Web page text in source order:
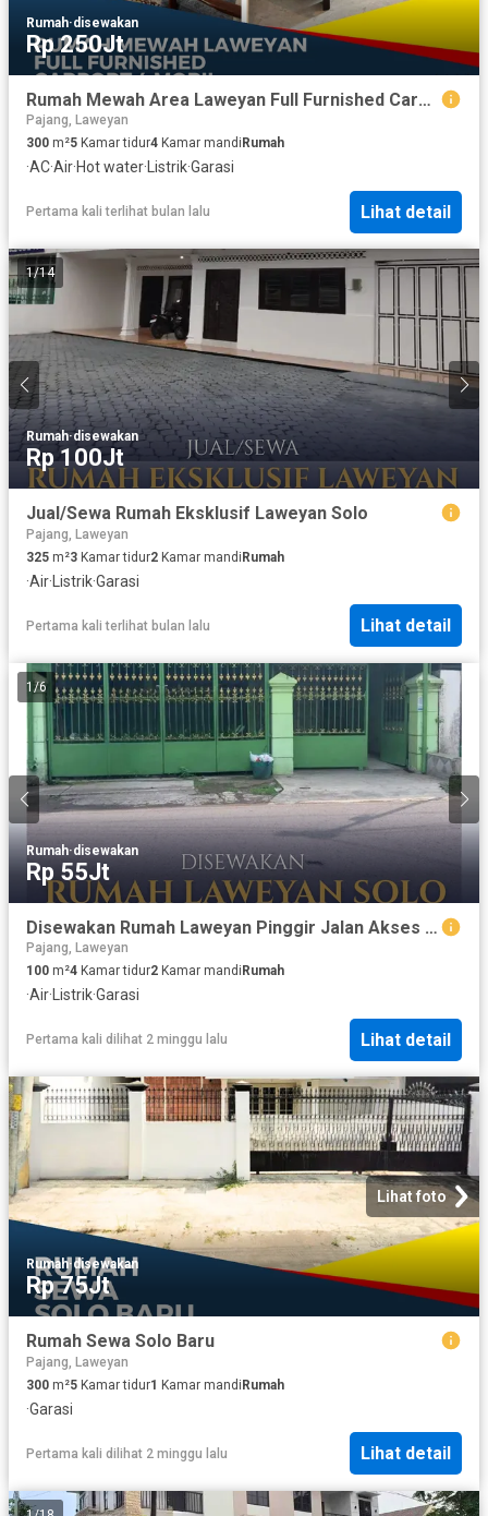
Rumah·disewakan
Rp 250Jt
Rumah Mewah Area Laweyan Full Furnished Carport 4 Mobil
Pajang, Laweyan
300 m²5 Kamar tidur4 Kamar mandi Rumah
·AC·Air·Hot water·Listrik·Garasi
Pertama kali terlihat bulan lalu Lihat detail
1/14
Rumah·disewakan
Rp 100Jt
Jual/Sewa Rumah Eksklusif Laweyan Solo
Pajang, Laweyan
325 m²3 Kamar tidur2 Kamar mandiRumah
·Air· Listrik·Garasi
Pertama kali terlihat bulan lalu Lihat detail
1/6
Rumah·disewakan
Rp 55Jt
Disewakan Rumah Laweyan Pinggir Jalan Akses Mudah
Pajang, Laweyan
100 m²4 Kamar tidur2 Kamar mandi Rumah
·Air·Listrik·Garasi
Pertama kali dilihat 2 minggu lalu Lihat detail
Lihat foto
Rumah·disewakan
Rp 75Jt
Rumah Sewa Solo Baru
Pajang, Laweyan
300 m²5 Kamar tidur1 Kamar mandi Rumah
·Garasi
Pertama kali dilihat 2 minggu lalu Lihat detail